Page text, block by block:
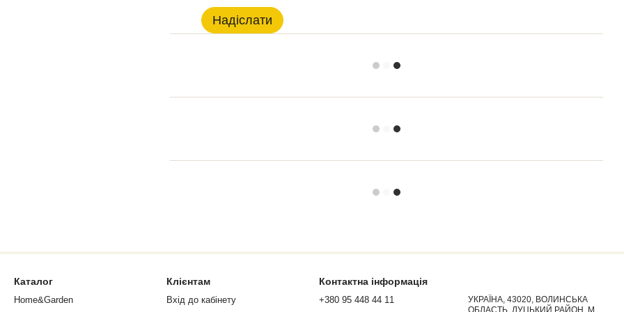
Надіслати
Каталог
Home&Garden
Клієнтам
Вхід до кабінету
Контактна інформація
+380 95 448 44 11
УКРАЇНА, 43020, ВОЛИНСЬКА
ОБЛАСТЬ, ЛУЦЬКИЙ РАЙОН, М.